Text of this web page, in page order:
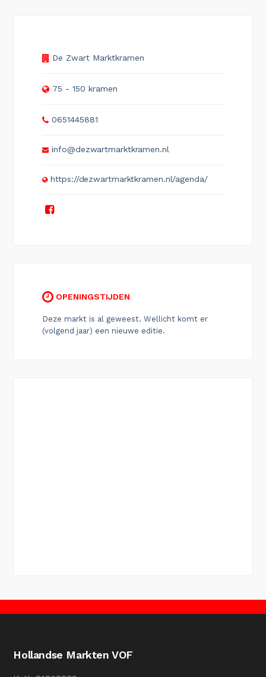
De Zwart Marktkramen
75 - 150 kramen
0651445881
info@dezwartmarktkramen.nl
https://dezwartmarktkramen.nl/agenda/
OPENINGSTIJDEN
Deze markt is al geweest. Wellicht komt er
(volgend jaar) een nieuwe editie.
Hollandse Markten VOF